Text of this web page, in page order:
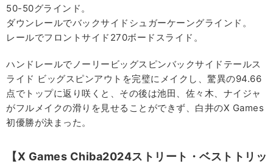
50-50グラインド。
ダウンレールでバックサイドシュガーケーングラインド。
レールでフロントサイド270ボードスライド。
ハンドレールでノーリービッグスピンバックサイドテールス
ライド ビッグスピンアウトを完璧にメイクし、驚異の94.66
点でトップに返り咲くと、その後は池田、佐々木、ナイジャ
がフルメイクの滑りを見せることができず、白井のX Games
初優勝が決まった。
【X Games Chiba2024ストリート・ベストトリッ